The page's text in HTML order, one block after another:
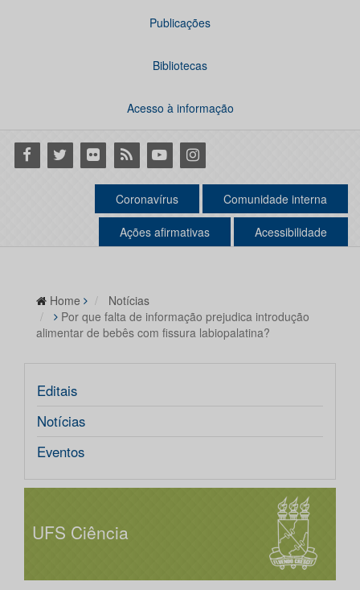
Publicações
Bibliotecas
Acesso à informação
Facebook
Twitter Flickr RSS YoutubeInstagram
Coronavírus Comunidade interna
Ações afirmativas Acessibilidade
Home
Notícias
Por que falta de informação prejudica introdução
alimentar de bebês com fissura labiopalatina?
Editais
Notícias
Eventos
UFS Ciência